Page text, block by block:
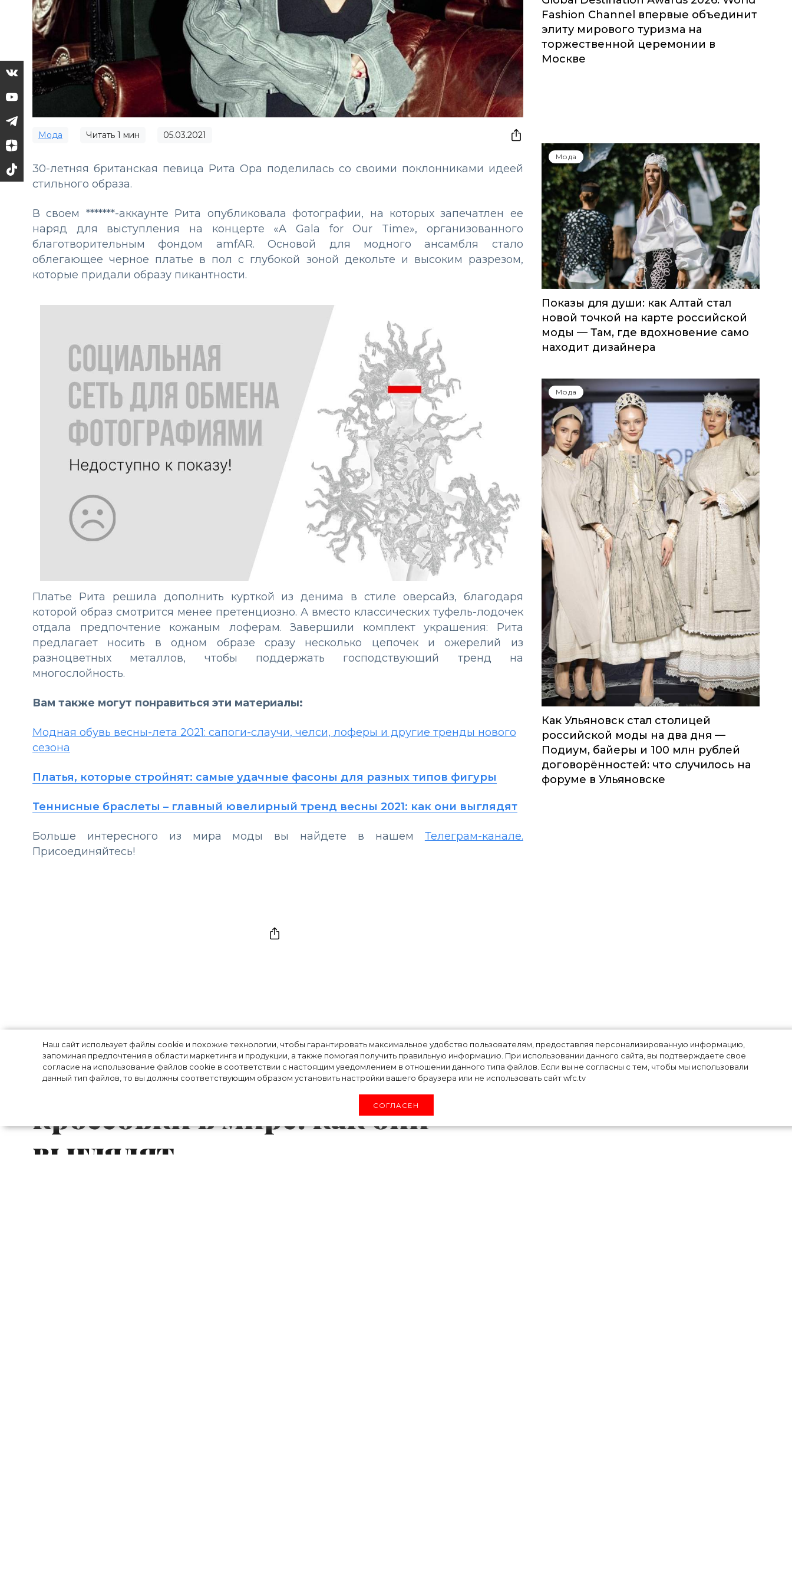
Наш сайт использует файлы cookie и похожие технологии, чтобы гарантировать максимальное удобство пользователям, предоставляя персонализированную информацию,
запоминая предпочтения в области маркетинга и продукции, а также помогая получить правильную информацию. При использовании данного сайта, вы подтверждаете свое
согласие на использование файлов cookie в соответствии с настоящим уведомлением в отношении данного типа файлов. Если вы не согласны с тем, чтобы мы использовали
данный тип файлов, то вы должны соответствующим образом установить настройки вашего браузера или не использовать сайт wfc.tv
СОГЛАСЕН
Мода Читать 1 мин 05.03.2021
30-летняя британская певица Рита Ора поделилась со своими поклонниками идеей
стильного образа.
В своем *******-аккаунте Рита опубликовала фотографии, на которых запечатлен ее
наряд для выступления на концерте «A Gala for Our Time», организованного
благотворительным фондом amfAR. Основой для модного ансамбля стало
облегающее черное платье в пол с глубокой зоной декольте и высоким разрезом,
которые придали образу пикантности.
Платье Рита решила дополнить курткой из денима в стиле оверсайз, благодаря
которой образ смотрится менее претенциозно. А вместо классических туфель-лодочек
отдала предпочтение кожаным лоферам. Завершили комплект украшения: Рита
предлагает носить в одном образе сразу несколько цепочек и ожерелий из
разноцветных металлов, чтобы поддержать господствующий тренд на
многослойность.
Вам также могут понравиться эти материалы:
Модная обувь весны-лета 2021: сапоги-слаучи, челси, лоферы и другие тренды нового
сезона
Платья, которые стройнят: самые удачные фасоны для разных типов фигуры
Теннисные браслеты – главный ювелирный тренд весны 2021: как они выглядят
Больше интересного из мира моды вы найдете в нашем Телеграм-канале.
Присоединяйтесь!
Fashion Channel впервые объединит
элиту мирового туризма на
торжественной церемонии в
Москве
Мода
Показы для души: как Алтай стал
новой точкой на карте российской
моды — Там, где вдохновение само
находит дизайнера
Мода
Как Ульяновск стал столицей
российской моды на два дня —
Подиум, байеры и 100 млн рублей
договорённостей: что случилось на
форуме в Ульяновске
adidas и рэпер Томми Кэш
создали самые длинные
кроссовки в мире: как они
выглядят